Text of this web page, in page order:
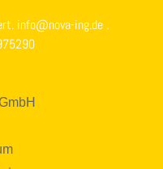
info@nova-ing.de .